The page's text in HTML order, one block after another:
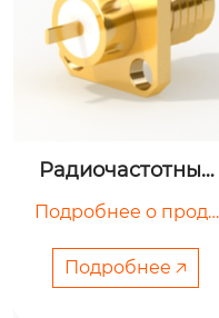
Радиочастотные
Подробнее о проду
Подробнее 🡥